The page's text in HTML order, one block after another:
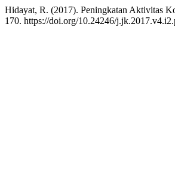
Hidayat, R. (2017). Peningkatan Aktivitas
170. https://doi.org/10.24246/